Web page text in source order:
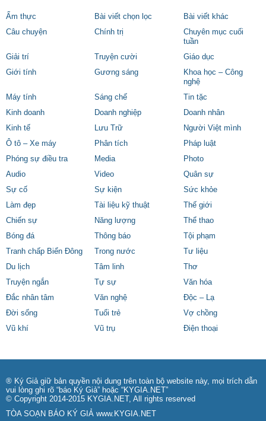
Ẩm thực Bài viết chọn lọc
Bài viết khác
Câu chuyện
Chính trị
Chuyên mục cuối
tuần
Giải trí
Truyện cười
Giáo dục
Giới tính
Gương sáng
Khoa học – Công
nghệ
Máy tính
Sáng chế
Tin tặc
Kinh doanh
Doanh nghiệp
Doanh nhân
Kinh tế
Lưu Trữ
Người Việt mình
Ô tô – Xe máy
Phân tích
Pháp luật
Phóng sự điều tra
Media
Photo
Audio
Video
Quân sự
Sự cố
Sự kiện
Sức khỏe
Làm đẹp
Tài liệu kỹ thuật
Thế giới
Chiến sự
Năng lượng
Thể thao
Bóng đá
Thông báo
Tội phạm
Tranh chấp Biển Đông
Trong nước
Tư liệu
Du lịch
Tâm linh
Thơ
Truyện ngắn
Tự sự
Văn hóa
Đắc nhân tâm
Văn nghệ
Độc – Lạ
Đời sống
Tuổi trẻ
Vợ chồng
Vũ khí
Vũ trụ Điện thoại
® Ký Giả giữ bản quyền nội dung trên toàn bộ website này, mọi trích dẫn
vui lòng ghi rõ “báo Ký Giả” hoặc “KYGIA.NET”
© Copyright 2014-2015 KYGIA.NET, All rights reserved
TÒA SOẠN BÁO KÝ GIẢ www.KYGIA.NET